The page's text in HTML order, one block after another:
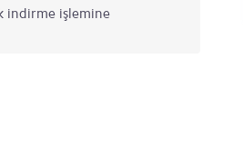
indirme işlemine